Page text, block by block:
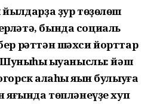
ҙур төҙөлөш
бында социаль
рәттән шәхси йорттар
Шуныһы ҡыуаныслы: йәш
ҡалаһы яҡын булыуға
яғында төпләнеүҙе хуп